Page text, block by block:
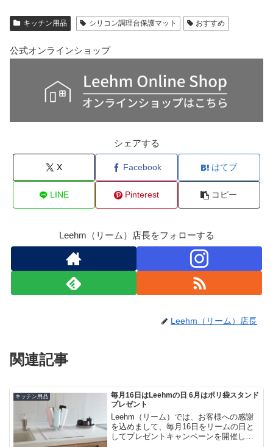
キッチン用品 シリコン調理台保護マット おすすめ
公式オンラインショップ
シェアする
X Facebook はてブ
LINE Pinterest コピー
Leehm（リーム）店長をフォローする
Leehm（リーム）店長
関連記事
キッチン用品
毎月16日はLeehmの日 6月はポリ袋スタンド
プレゼント
Leehm（リーム）では、お客様への感謝
を込めまして、毎月16日をリームの日と
してプレゼントキャンペーンを開催しま